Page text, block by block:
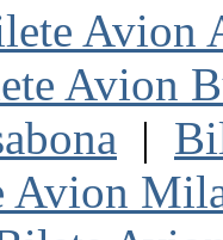
Avion
Avion
|
Avion